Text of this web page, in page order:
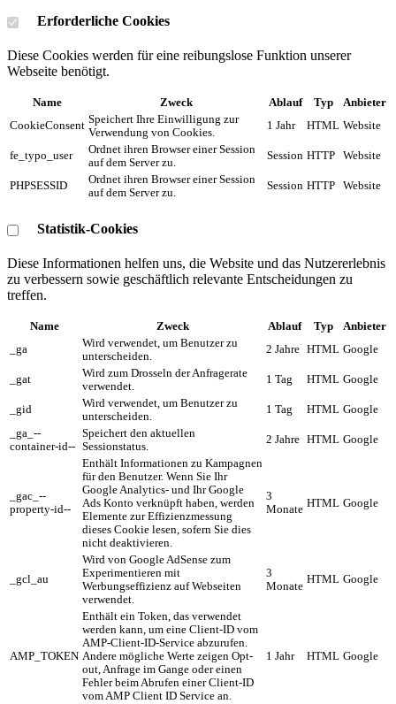
Erforderliche Cookies
Diese Cookies werden für eine reibungslose Funktion unserer
Webseite benötigt.
Name Zweck Ablauf Typ
Anbieter
CookieConsent Speichert Ihre Einwilligung zur
Verwendung von Cookies.
1 Jahr HTML Website
fe_typo_user
Ordnet ihren Browser einer Session
auf dem Server zu.
Session HTTP Website
PHPSESSID
Ordnet ihren Browser einer Session
auf dem Server zu.
Session HTTP Website
Statistik-Cookies
Diese Informationen helfen uns, die Website und das Nutzererlebnis
zu verbessern sowie geschäftlich relevante Entscheidungen zu
treffen.
Name Zweck Ablauf Typ
Anbieter
_ga
Wird verwendet, um Benutzer zu
unterscheiden.
2 Jahre HTML Google
_gat
Wird zum Drosseln der Anfragerate
verwendet.
1 Tag HTML Google
_gid
Wird verwendet, um Benutzer zu
unterscheiden.
1 Tag HTML Google
_ga_--
container-id--
Speichert den aktuellen
Sessionstatus.
2 Jahre HTML Google
_gac_--
property-id--
Enthält Informationen zu Kampagnen
für den Benutzer. Wenn Sie Ihr
Google Analytics- und Ihr Google
Ads Konto verknüpft haben, werden
Elemente zur Effizienzmessung
dieses Cookie lesen, sofern Sie dies
nicht deaktivieren.
3
Monate HTML Google
_gcl_au
Wird von Google AdSense zum
Experimentieren mit
Werbungseffizienz auf Webseiten
verwendet.
3
Monate
HTML Google
AMP_TOKEN
Enthält ein Token, das verwendet
werden kann, um eine Client-ID vom
AMP-Client-ID-Service abzurufen.
Andere mögliche Werte zeigen Opt-
out, Anfrage im Gange oder einen
Fehler beim Abrufen einer Client-ID
vom AMP Client ID Service an.
1 Jahr HTML Google